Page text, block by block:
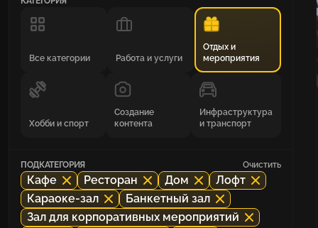
Все категории Работа и услуги
Отдых и
мероприятия
Хобби и спорт
Создание
контента
Инфраструктура
и транспорт
ПОДКАТЕГОРИЯ Очистить
Кафе Ресторан Дом
Лофт
Караоке-зал
Банкетный зал
Зал для корпоративных мероприятий